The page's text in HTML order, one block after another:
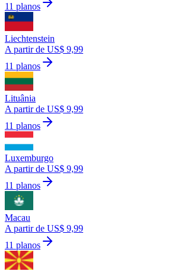
11 planos
Liechtenstein
A partir de US$ 9,99
11 planos
Lituânia
A partir de US$ 9,99
11 planos
Luxemburgo
A partir de US$ 9,99
11 planos
Macau
A partir de US$ 9,99
11 planos